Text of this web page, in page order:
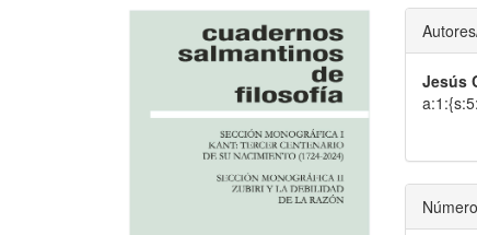
Barra
lateral
artículo
del
Jesús
Número